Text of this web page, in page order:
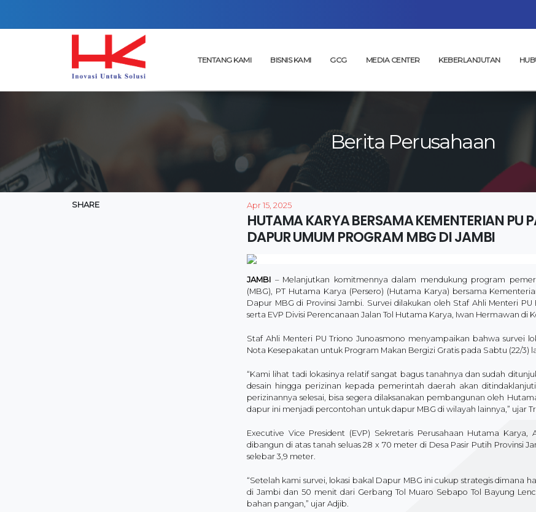
TENTANG KAMI BISNIS KAMI GCG MEDIA CENTER KEBERLANJUTAN
Berita Perusahaan
SHARE Apr 15, 2025
HUTAMA KARYA BERSAMA KEMENTERIAN PU
DAPUR UMUM PROGRAM MBG DI JAMBI
JAMBI – Melanjutkan komitmennya dalam mendukung program
(MBG), PT Hutama Karya (Persero) (Hutama Karya) bersama
Dapur MBG di Provinsi Jambi. Survei dilakukan oleh Staf Ahli Menteri
serta EVP Divisi Perencanaan Jalan Tol Hutama Karya, Iwan Hermawan di
Staf Ahli Menteri PU Triono Junoasmono menyampaikan bahwa survei
Nota Kesepakatan untuk Program Makan Bergizi Gratis pada Sabtu (22/3)
“Kami lihat tadi lokasinya relatif sangat bagus tanahnya dan sudah
desain hingga perizinan kepada pemerintah daerah akan
perizinannya selesai, bisa segera dilaksanakan pembangunan oleh
dapur ini menjadi percontohan untuk dapur MBG di wilayah lainnya,” ujar
Executive Vice President (EVP) Sekretaris Perusahaan Hutama
dibangun di atas tanah seluas 28 x 70 meter di Desa Pasir Putih Provinsi
selebar 3,9 meter.
“Setelah kami survei, lokasi bakal Dapur MBG ini cukup strategis dimana
di Jambi dan 50 menit dari Gerbang Tol Muaro Sebapo Tol Bayung
bahan pangan,” ujar Adjib.